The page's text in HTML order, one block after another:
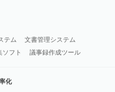
テム
文書管理システム
ソフト 議事録作成ツール
化